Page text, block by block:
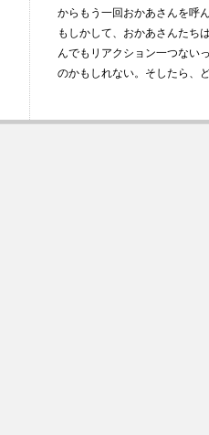
からもう一回おかあさんを呼
もしかして、おかあさんたち
んでもリアクション一つない
のかもしれない。そしたら、